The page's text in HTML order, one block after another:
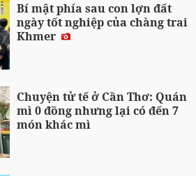
Bí mật phía sau con lợn đất
ngày tốt nghiệp của chàng trai
Khmer
Chuyện tử tế ở Cần Thơ: Quán
mì 0 đồng nhưng lại có đến 7
món khác mì